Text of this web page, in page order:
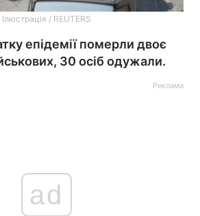
Ілюстрація / REUTERS
епідемії померли двоє
30 осіб одужали.
Реклама
ad